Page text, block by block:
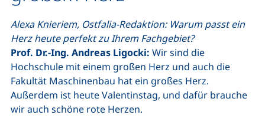
Alexa Knieriem, Ostfalia-Redaktion: Warum passt ein
Herz heute perfekt zu Ihrem Fachgebiet?
Prof. Dr.-Ing. Andreas Ligocki: Wir sind die
Hochschule mit einem großen Herz und auch die
Fakultät Maschinenbau hat ein großes Herz.
Außerdem ist heute Valentinstag, und dafür brauche
wir auch schöne rote Herzen.